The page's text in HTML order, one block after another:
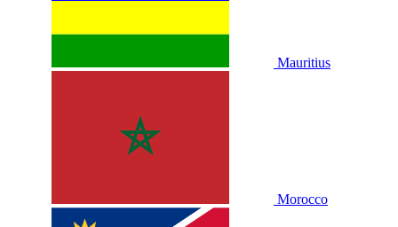
Mauritius
Morocco